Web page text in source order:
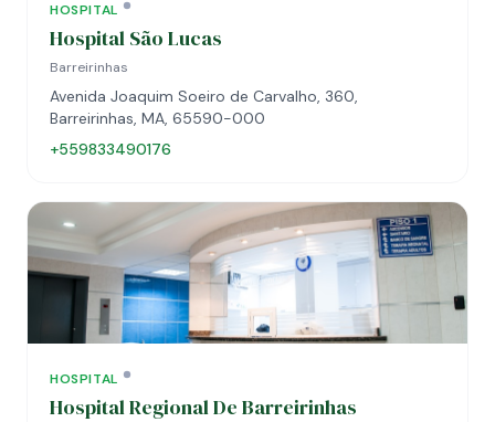
HOSPITAL
Hospital São Lucas
Barreirinhas
Avenida Joaquim Soeiro de Carvalho, 360,
Barreirinhas, MA, 65590-000
+559833490176
HOSPITAL
Hospital Regional De Barreirinhas